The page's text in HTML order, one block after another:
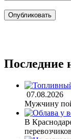
Последние
07.08.2026
Мужчину
В